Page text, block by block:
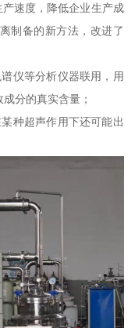
速度，降低企业生产成
制备的新方法，改进了
仪等分析仪器联用，用
分的真实含量；
种超声作用下还可能出